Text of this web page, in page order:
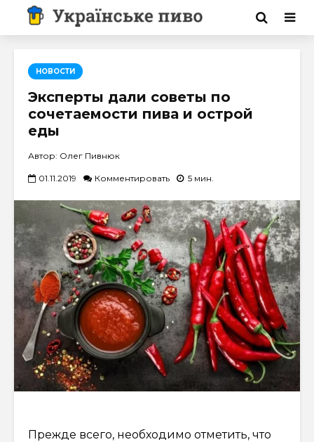
НОВОСТИ
Эксперты дали советы по
сочетаемости пива и острой
еды
Автор: Олег Пивнюк
01.11.2019 Комментировать 5 мин.
Прежде всего, необходимо отметить, что